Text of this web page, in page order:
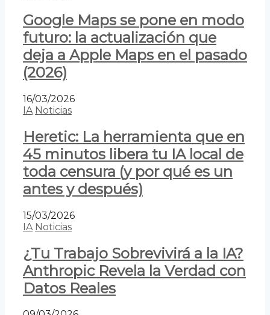
Google Maps se pone en modo
futuro: la actualización que
deja a Apple Maps en el pasado
(2026)
16/03/2026
IA Noticias
Heretic: La herramienta que en
45 minutos libera tu IA local de
toda censura (y por qué es un
antes y después)
15/03/2026
IA Noticias
¿Tu Trabajo Sobrevivirá a la IA?
Anthropic Revela la Verdad con
Datos Reales